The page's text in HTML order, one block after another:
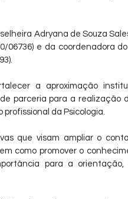
Adryana de Souza
e da coordenadora
a aproximação
parceria para a realização
da Psicologia.
que visam ampliar o
como promover o
para a